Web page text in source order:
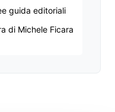
guida editoriali
di Michele Ficara